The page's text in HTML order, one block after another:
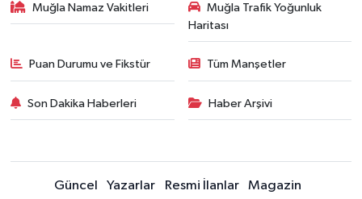
Muğla Namaz Vakitleri
Muğla Trafik Yoğunluk
Haritası
Puan Durumu ve Fikstür Tüm Manşetler
Son Dakika Haberleri Haber Arşivi
Güncel Yazarlar Resmi İlanlar Magazin